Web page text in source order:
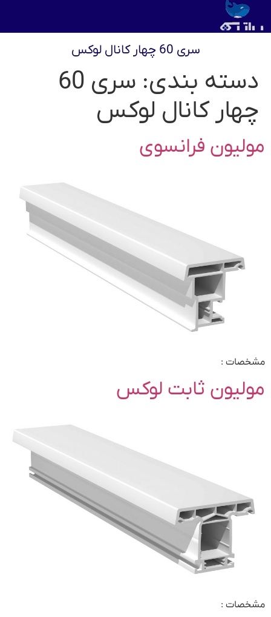
سری 60 چهار کانال لوکس
دسته بندی:
سری 60
چهار کانال لوکس
مولیون فرانسوی
مشخصات :
مولیون ثابت لوکس
مشخصات :